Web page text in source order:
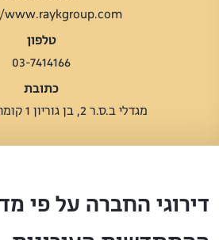
טלפון
03-7414166
כתובת
מגדלי ב.ס.ר 2, בן גוריון 1 קומה 27, בני ברק
דירוגי החברה על פי